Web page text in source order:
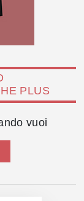
PLUS
vuoi